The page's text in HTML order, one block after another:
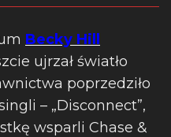
Becky Hill
ujrzał światło
poprzedziło
– „Disconnect”,
wsparli Chase &